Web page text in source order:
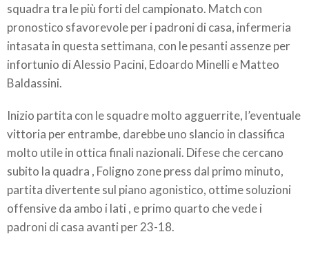
squadra tra le più forti del campionato. Match con
pronostico sfavorevole per i padroni di casa, infermeria
intasata in questa settimana, con le pesanti assenze per
infortunio di Alessio Pacini, Edoardo Minelli e Matteo
Baldassini.
Inizio partita con le squadre molto agguerrite, l’eventuale
vittoria per entrambe, darebbe uno slancio in classifica
molto utile in ottica finali nazionali. Difese che cercano
subito la quadra , Foligno zone press dal primo minuto,
partita divertente sul piano agonistico, ottime soluzioni
offensive da ambo i lati , e primo quarto che vede i
padroni di casa avanti per 23-18.